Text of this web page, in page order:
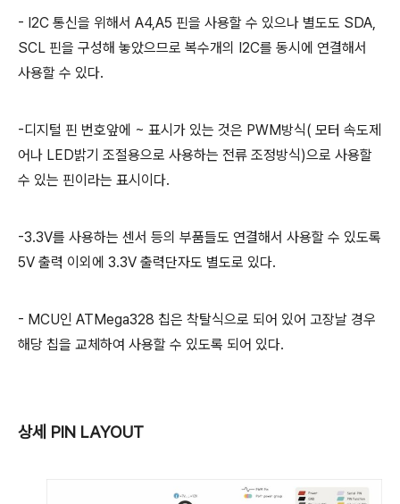
- I2C 통신을 위해서 A4,A5 핀을 사용할 수 있으나 별도도 SDA,
SCL 핀을 구성해 놓았으므로 복수개의 I2C를 동시에 연결해서
사용할 수 있다.
-디지털 핀 번호앞에 ~ 표시가 있는 것은 PWM방식( 모터 속도제
어나 LED밝기 조절용으로 사용하는 전류 조정방식)으로 사용할
수 있는 핀이라는 표시이다.
-3.3V를 사용하는 센서 등의 부품들도 연결해서 사용할 수 있도록
5V 출력 이외에 3.3V 출력단자도 별도로 있다.
- MCU인 ATMega328 칩은 착탈식으로 되어 있어 고장날 경우
해당 칩을 교체하여 사용할 수 있도록 되어 있다.
상세 PIN LAYOUT